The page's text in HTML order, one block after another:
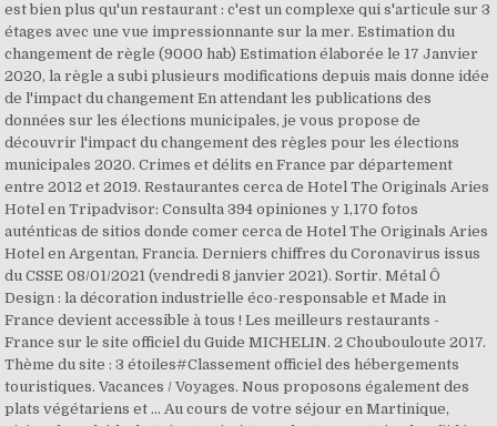
est bien plus qu'un restaurant : c'est un complexe qui s'articule sur 3
étages avec une vue impressionnante sur la mer. Estimation du
changement de règle (9000 hab) Estimation élaborée le 17 Janvier
2020, la règle a subi plusieurs modifications depuis mais donne idée
de l'impact du changement En attendant les publications des
données sur les élections municipales, je vous propose de
découvrir l'impact du changement des règles pour les élections
municipales 2020. Crimes et délits en France par département
entre 2012 et 2019. Restaurantes cerca de Hotel The Originals Aries
Hotel en Tripadvisor: Consulta 394 opiniones y 1,170 fotos
auténticas de sitios donde comer cerca de Hotel The Originals Aries
Hotel en Argentan, Francia. Derniers chiffres du Coronavirus issus
du CSSE 08/01/2021 (vendredi 8 janvier 2021). Sortir. Métal Ô
Design : la décoration industrielle éco-responsable et Made in
France devient accessible à tous ! Les meilleurs restaurants -
France sur le site officiel du Guide MICHELIN. 2 Choubouloute 2017.
Thème du site : 3 étoiles#Classement officiel des hébergements
touristiques. Vacances / Voyages. Nous proposons également des
plats végétariens et … Au cours de votre séjour en Martinique,